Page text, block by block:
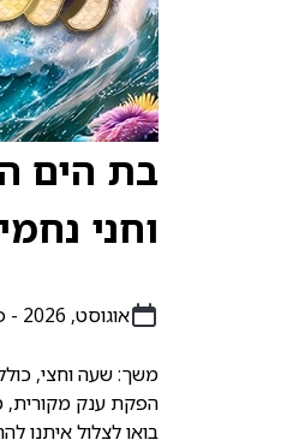
וחני
אוגוסט, 2026 - פברואר, 2027
משך: שעה וחצי,
הפקת ענק מקורית,
בואו לצלול איתנו